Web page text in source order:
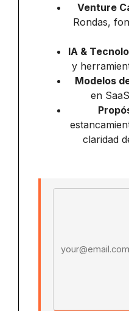
Venture
Rondas,
IA &
y
Modelos
en
claridad